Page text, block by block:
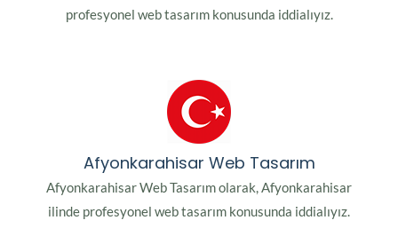
profesyonel web tasarım konusunda iddialıyız.
Afyonkarahisar Web Tasarım
Afyonkarahisar Web Tasarım olarak, Afyonkarahisar
ilinde profesyonel web tasarım konusunda iddialıyız.